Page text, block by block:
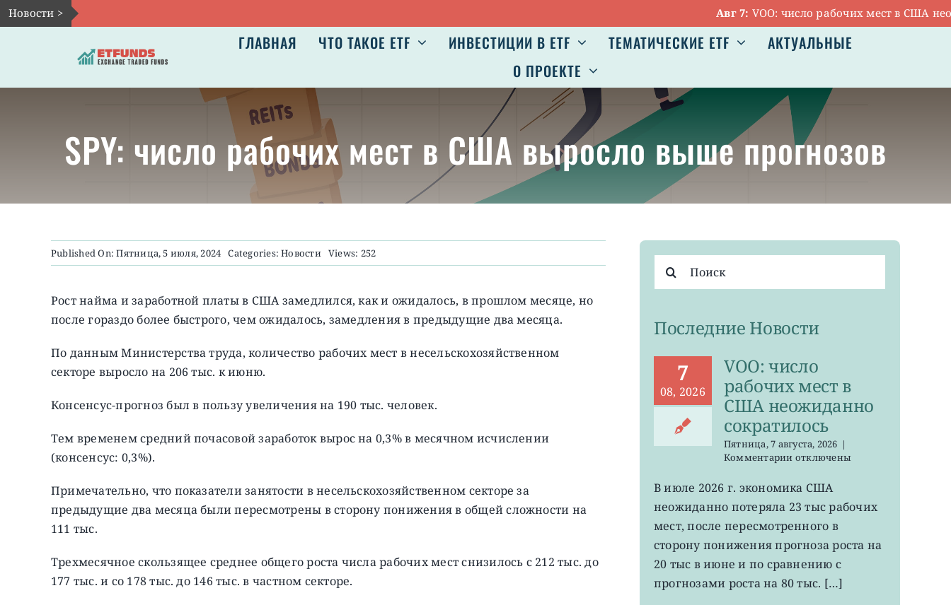
Skip
to
Новости > Авг 7:VOO: число рабочих мест в США
ГЛАВНАЯ ЧТО ТАКОЕ ETF ИНВЕСТИЦИИ В ETF ТЕМАТИЧЕСКИЕ ETF
АКТУАЛЬНЫЕ
О ПРОЕКТЕ
SPY: число рабочих мест в США выросло выше прогнозов
Published On: Пятница, 5 июля, 2024 Categories:Новости Views: 252
Рост найма и заработной платы в США замедлился, как и ожидалось, в прошлом месяце, но
после гораздо более быстрого, чем ожидалось, замедления в предыдущие два месяца.
По данным Министерства труда, количество рабочих мест в несельскохозяйственном
секторе выросло на 206 тыс. к июню.
Консенсус-прогноз был в пользу увеличения на 190 тыс. человек.
Тем временем средний почасовой заработок вырос на 0,3% в месячном исчислении
(консенсус: 0,3%).
Примечательно, что показатели занятости в несельскохозяйственном секторе за
предыдущие два месяца были пересмотрены в сторону понижения в общей сложности на
111 тыс.
Трехмесячное скользящее среднее общего роста числа рабочих мест снизилось с 212 тыс. до
177 тыс. и со 178 тыс. до 146 тыс. в частном секторе.
поиска:
Последние Новости
7
08, 2026
VOO: число
рабочих мест в
США неожиданно
сократилось
Пятница, 7 августа, 2026 |
Комментариик
VOO:
рабочих
мест
США
неожиданно
сократилось
отключены
В июле 2026 г. экономика США
неожиданно потеряла 23 тыс рабочих
мест, после пересмотренного в
сторону понижения прогноза роста на
20 тыс в июне и по сравнению с
прогнозами роста на 80 тыс. […]